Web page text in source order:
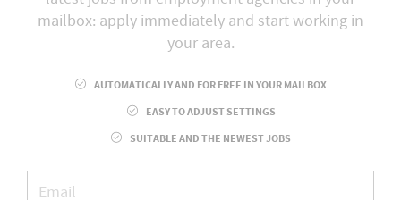
mailbox: apply immediately and start working in
your area.
AUTOMATICALLY AND FOR FREE IN YOUR MAILBOX
EASY TO ADJUST SETTINGS
SUITABLE AND THE NEWEST JOBS